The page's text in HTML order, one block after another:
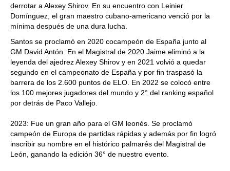
derrotar a Alexey Shirov. En su encuentro con Leinier
Domínguez, el gran maestro cubano-americano venció por la
mínima después de una dura lucha.
Santos se proclamó en 2020 cocampeón de España junto al
GM David Antón. En el Magistral de 2020 Jaime eliminó a la
leyenda del ajedrez Alexey Shirov y en 2021 volvió a quedar
segundo en el campeonato de España y por fin traspasó la
barrera de los 2.600 puntos de ELO. En 2022 se colocó entre
los 100 mejores jugadores del mundo y 2° del ranking español
por detrás de Paco Vallejo.
2023: Fue un gran año para el GM leonés. Se proclamó
campeón de Europa de partidas rápidas y además por fin logró
inscribir su nombre en el histórico palmarés del Magistral de
León, ganando la edición 36° de nuestro evento.